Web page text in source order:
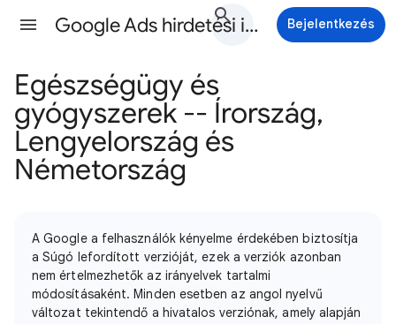
Google Ads hirdetési irányelvek Súgó Bejelentkezés
Egészségügy és
gyógyszerek -- Írország,
Lengyelország és
Németország
A Google a felhasználók kényelme érdekében biztosítja
a Súgó lefordított verzióját, ezek a verziók azonban
nem értelmezhetők az irányelvek tartalmi
módosításaként. Minden esetben az angol nyelvű
változat tekintendő a hivatalos verziónak, amely alapján